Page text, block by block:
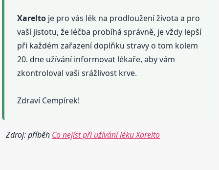
Xarelto je pro vás lék na prodloužení života a pro
vaší jistotu, že léčba probíhá správně, je vždy lepší
při každém zařazení doplňku stravy o tom kolem
20. dne užívání informovat lékaře, aby vám
zkontroloval vaši srážlivost krve.
Zdraví Cempírek!
Zdroj: příběh Co nejíst při užívání léku Xarelto